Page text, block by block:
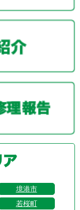
境港市
若桜町